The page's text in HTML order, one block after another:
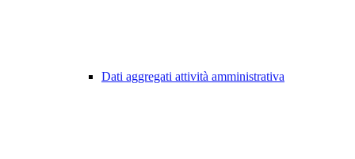
Dati aggregati attività amministrativa